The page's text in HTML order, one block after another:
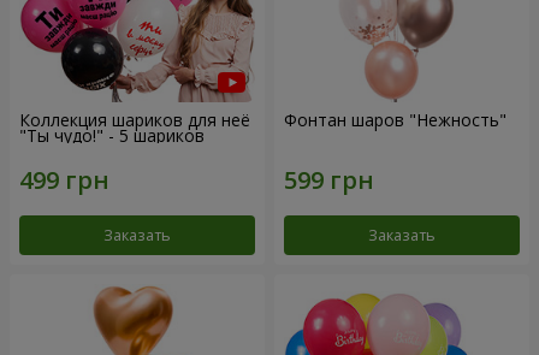
Коллекция шариков для неё
"Ты чудо!" - 5 шариков
Заказать
Фонтан шаров "Нежность"
Заказать